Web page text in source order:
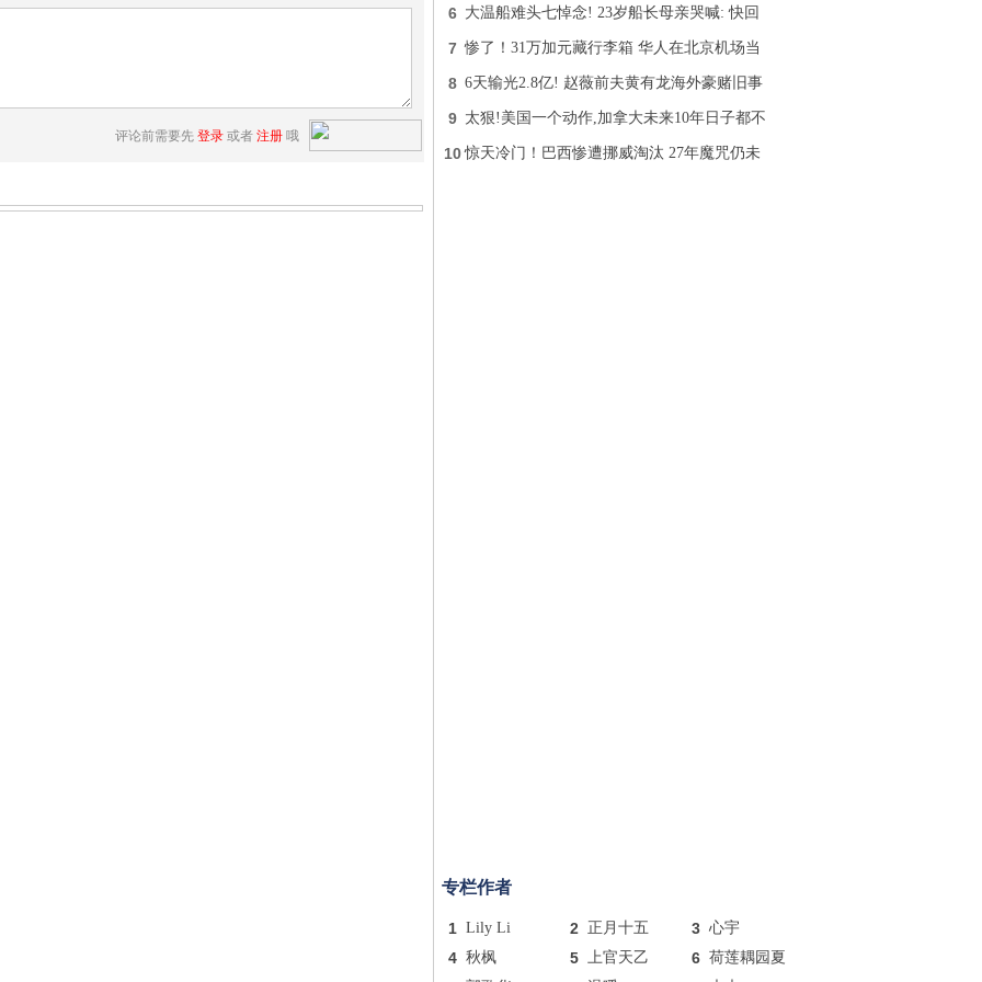
评论前需要先 登录 或者 注册 哦
6 大温船难头七悼念! 23岁船长母亲哭喊: 快回
7 惨了！31万加元藏行李箱 华人在北京机场当
8 6天输光2.8亿! 赵薇前夫黄有龙海外豪赌旧事
9 太狠!美国一个动作,加拿大未来10年日子都不
10 惊天冷门！巴西惨遭挪威淘汰 27年魔咒仍未
专栏作者
1 Lily Li 2 正月十五 3 心宇
4 秋枫 5 上官天乙 6 荷莲耦园夏